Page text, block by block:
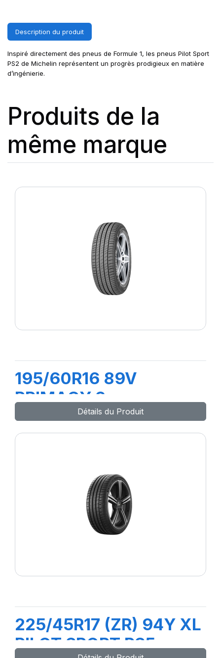
Description du produit
Inspiré directement des pneus de Formule 1, les pneus Pilot Sport
PS2 de Michelin représentent un progrès prodigieux en matière
d’ingénierie.
Produits de la
même marque
195/60R16 89V
PRIMACY 3
Détails du Produit
225/45R17 (ZR) 94Y XL
PILOT SPORT PS5